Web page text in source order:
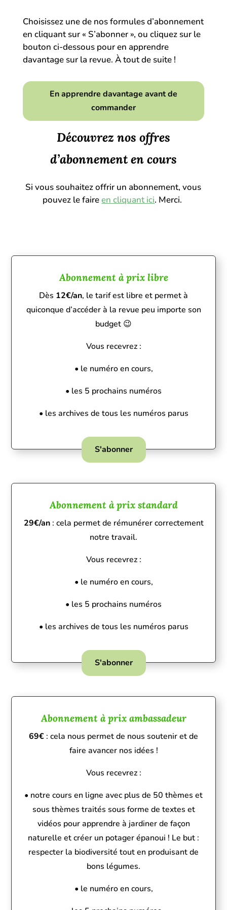
Choisissez une de nos formules d’abonnement
en cliquant sur « S’abonner », ou cliquez sur le
bouton ci-dessous pour en apprendre
davantage sur la revue. À tout de suite !
En apprendre davantage avant de
commander
Découvrez nos offres
d’abonnement en cours
Si vous souhaitez offrir un abonnement, vous
pouvez le faireen cliquant ici. Merci.
Abonnement à prix libre
Dès 12€/an, le tarif est libre et permet à
quiconque d’accéder à la revue peu importe son
budget 😉
Vous recevrez :
• le numéro en cours,
• les 5 prochains numéros
• les archives de tous les numéros parus
S'abonner
Abonnement à prix standard
29€/an: cela permet de rémunérer correctement
notre travail.
Vous recevrez :
• le numéro en cours,
• les 5 prochains numéros
• les archives de tous les numéros parus
S'abonner
Abonnement à prix ambassadeur
69€ : cela nous permet de nous soutenir et de
faire avancer nos idées !
Vous recevrez :
• notre cours en ligne avec plus de 50 thèmes et
sous thèmes traités sous forme de textes et
vidéos pour apprendre à jardiner de façon
naturelle et créer un potager épanoui ! Le but :
respecter la biodiversité tout en produisant de
bons légumes.
• le numéro en cours,